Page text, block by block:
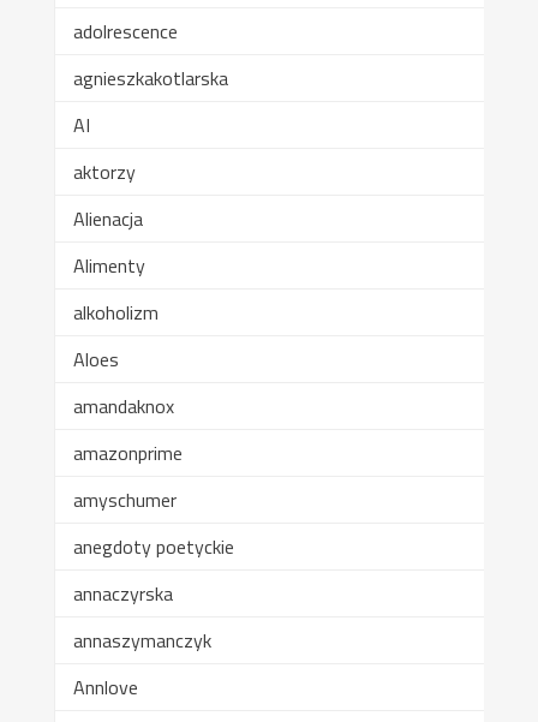
adolrescence
agnieszkakotlarska
AI
aktorzy
Alienacja
Alimenty
alkoholizm
Aloes
amandaknox
amazonprime
amyschumer
anegdoty poetyckie
annaczyrska
annaszymanczyk
Annlove